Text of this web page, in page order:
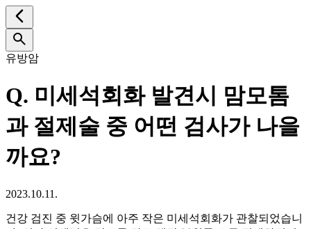
유방암
Q. 미세석회화 발견시 맘모톰
과 절제술 중 어떤 검사가 나을
까요?
2023.10.11.
건강 검진 중 윗가슴에 아주 작은 미세석회화가 관찰되었습니